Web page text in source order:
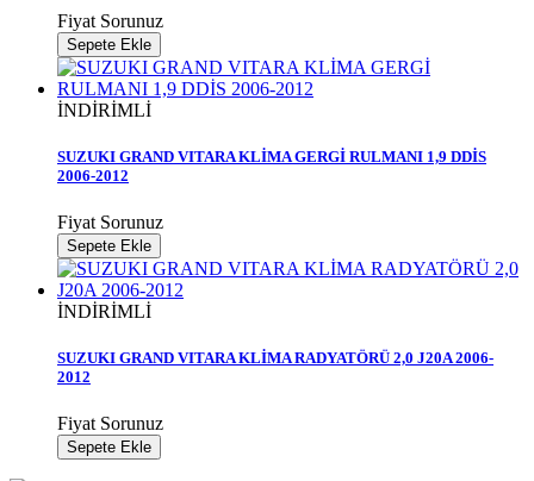
Fiyat Sorunuz
Sepete Ekle
İNDİRİMLİ
SUZUKI GRAND VITARA KLİMA GERGİ RULMANI 1,9 DDİS
2006-2012
Fiyat Sorunuz
Sepete Ekle
İNDİRİMLİ
SUZUKI GRAND VITARA KLİMA RADYATÖRÜ 2,0 J20A 2006-
2012
Fiyat Sorunuz
Sepete Ekle